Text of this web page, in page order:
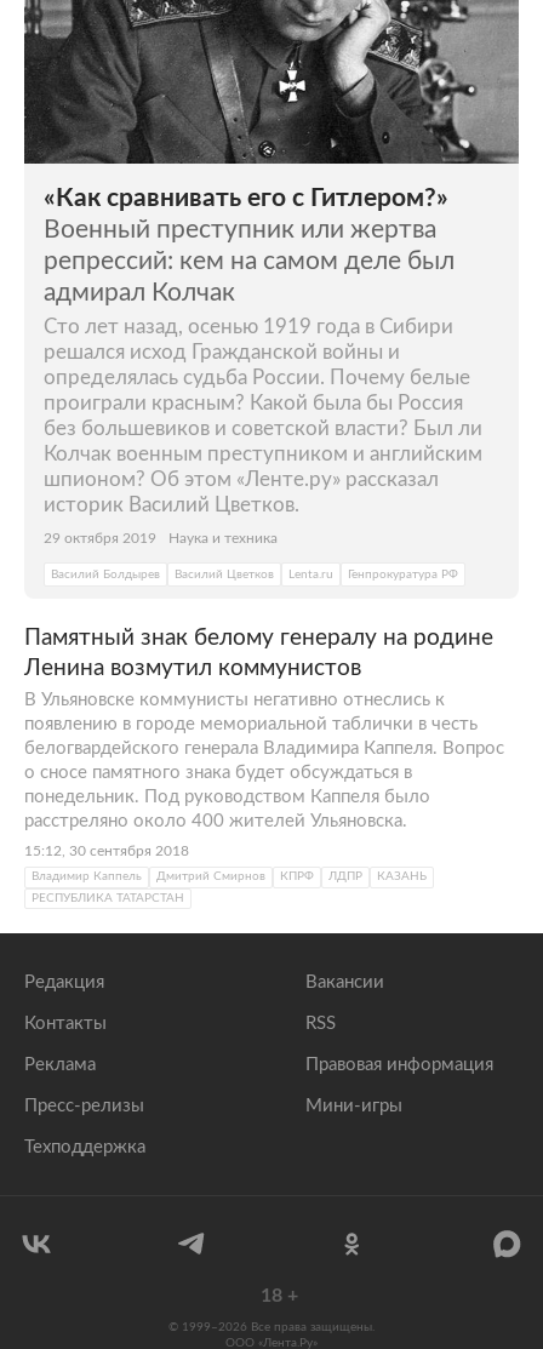
«Как сравнивать его с Гитлером?»
Военный преступник или жертва
репрессий: кем на самом деле был
адмирал Колчак
Сто лет назад, осенью 1919 года в Сибири
решался исход Гражданской войны и
определялась судьба России. Почему белые
проиграли красным? Какой была бы Россия
без большевиков и советской власти? Был ли
Колчак военным преступником и английским
шпионом? Об этом «Ленте.ру» рассказал
историк Василий Цветков.
29 октября 2019 Наука и техника
Василий Болдырев Василий Цветков Lenta.ru Генпрокуратура РФ
Памятный знак белому генералу на родине
Ленина возмутил коммунистов
В Ульяновске коммунисты негативно отнеслись к
появлению в городе мемориальной таблички в честь
белогвардейского генерала Владимира Каппеля. Вопрос
о сносе памятного знака будет обсуждаться в
понедельник. Под руководством Каппеля было
расстреляно около 400 жителей Ульяновска.
15:12, 30 сентября 2018
Владимир Каппель Дмитрий Смирнов КПРФ ЛДПР
КАЗАНЬ
РЕСПУБЛИКА ТАТАРСТАН
Редакция
Контакты
Реклама
Пресс-релизы
Техподдержка
Вакансии
RSS
Правовая информация
Мини-игры
18 +
© 1999–2026 Все права защищены.
ООО «Лента.Ру»